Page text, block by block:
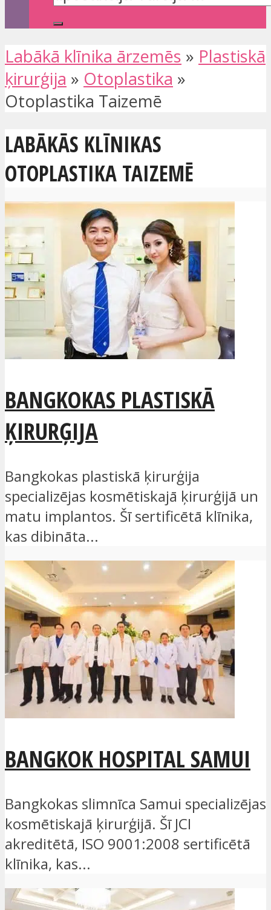
Labākā klīnika ārzemēs » Plastiskā
ķirurģija » Otoplastika »
Otoplastika Taizemē
LABĀKĀS KLĪNIKAS
OTOPLASTIKA TAIZEMĒ
BANGKOKAS PLASTISKĀ
ĶIRURĢIJA
Bangkokas plastiskā ķirurģija
specializējas kosmētiskajā ķirurģijā un
matu implantos. Šī sertificētā klīnika,
kas dibināta...
BANGKOK HOSPITAL SAMUI
Bangkokas slimnīca Samui specializējas
kosmētiskajā ķirurģijā. Šī JCI
akreditētā, ISO 9001:2008 sertificētā
klīnika, kas...